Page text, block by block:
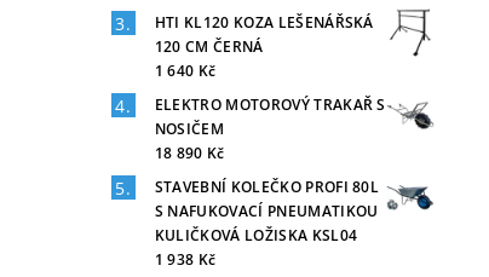
HTI KL120 KOZA LEŠENÁŘSKÁ
120 CM ČERNÁ
1 640 Kč
ELEKTRO MOTOROVÝ TRAKAŘ S
NOSIČEM
18 890 Kč
STAVEBNÍ KOLEČKO PROFI 80L
S NAFUKOVACÍ PNEUMATIKOU
KULIČKOVÁ LOŽISKA KSL04
1 938 Kč